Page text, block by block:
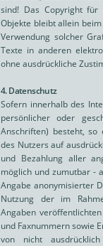
sind! Das Copyright für
Objekte bleibt allein
Verwendung solcher
Texte in anderen
ohne ausdrückliche
4. Datenschutz
Sofern innerhalb des
persönlicher oder
Anschriften) besteht,
des Nutzers auf
und Bezahlung aller
möglich und zumutbar -
Angabe anonymisierter
Nutzung der im
Angaben
und Faxnummern sowie
von nicht